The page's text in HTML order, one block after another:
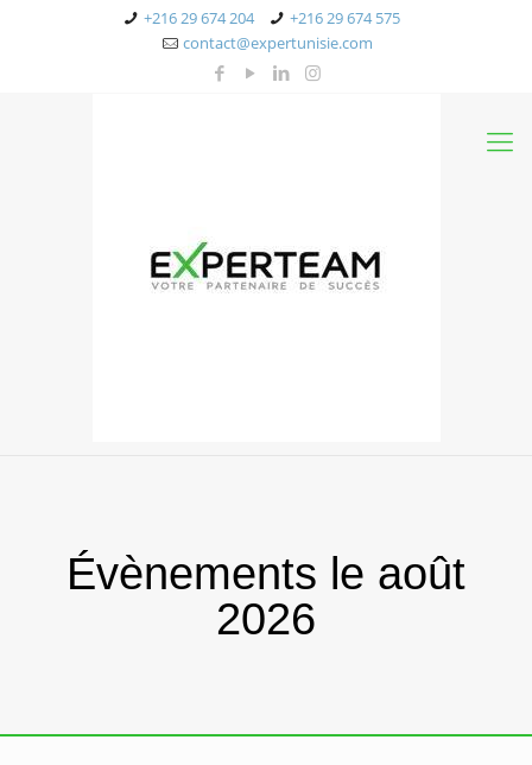
+216 29 674 204
+216 29 674 575
contact@expertunisie.com
Évènements le août
2026